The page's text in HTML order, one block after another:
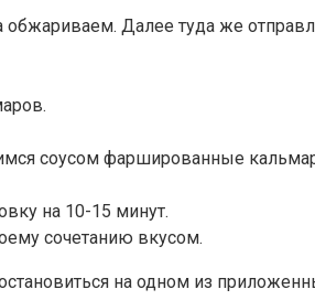
Далее туда же
соусом фаршированные
на 10-15 минут.
сочетанию вкусом.
на одном из